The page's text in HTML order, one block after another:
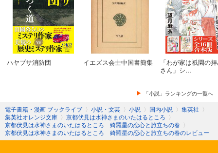
ハヤブサ消防団 イエズス会士中国書簡集
「わが家は祇園の
さん」シ...
「小説」ランキングの一覧へ
電子書籍・漫画 ブックライブ 〉 小説・文芸 〉 小説 〉 国内小説 〉 集英社 〉
集英社オレンジ文庫 〉 京都伏見は水神さまのいたはるところ 〉
京都伏見は水神さまのいたはるところ 綺羅星の恋心と旅立ちの春 〉
京都伏見は水神さまのいたはるところ 綺羅星の恋心と旅立ちの春のレビュー